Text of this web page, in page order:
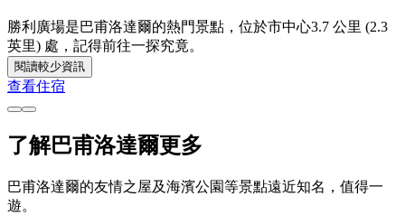
勝利廣場是巴甫洛達爾的熱門景點，位於市中心3.7 公里 (2.3
英里) 處，記得前往一探究竟。
閱讀較少資訊
查看住宿
了解巴甫洛達爾更多
巴甫洛達爾的友情之屋及海濱公園等景點遠近知名，值得一
遊。